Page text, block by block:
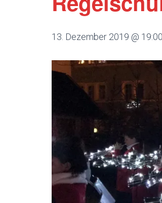
13. Dezember 2019 @ 19:00